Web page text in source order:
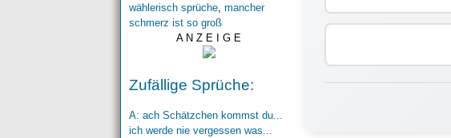
wählerisch sprüche, mancher
schmerz ist so groß
A N Z E I G E
Zufällige Sprüche:
A: ach Schätzchen kommst du...
ich werde nie vergessen was...